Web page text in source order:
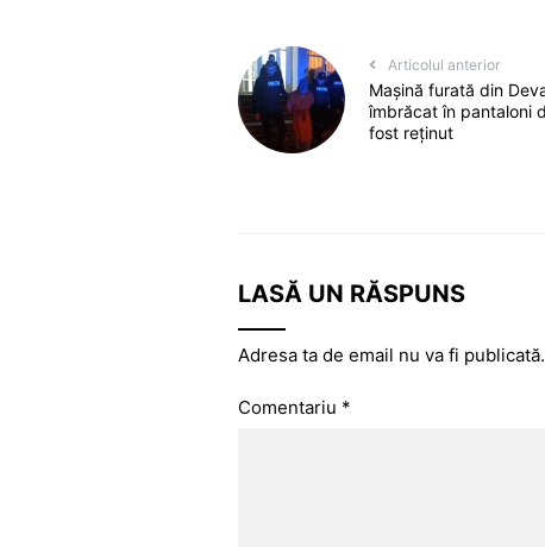
k
er
Articolul anterior
Mașină furată din
îmbrăcat în pantaloni
fost reținut
LASĂ UN RĂSPUNS
Adresa ta de email nu va fi publicată.
Comentariu *